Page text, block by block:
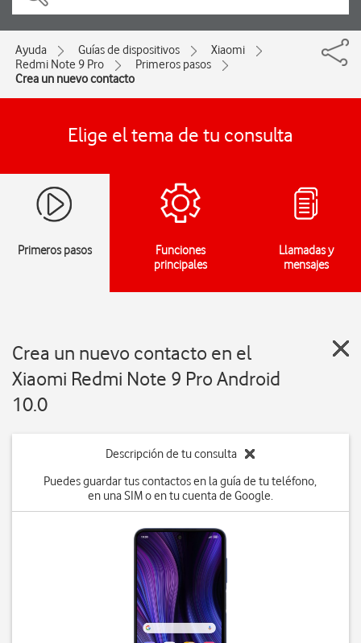
Ayuda Guías de dispositivos
Xiaomi
Redmi Note 9 Pro
Primeros pasos
Crea un nuevo contacto
Elige el tema de tu consulta
Primeros pasos
Funciones
principales
Llamadas y
mensajes
Crea un nuevo contacto en el
Xiaomi Redmi Note 9 Pro Android
10.0
Descripción de tu consulta
Puedes guardar tus contactos en la guía de tu teléfono,
en una SIM o en tu cuenta de Google.